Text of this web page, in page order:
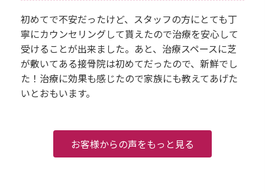
初めてで不安だったけど、スタッフの方にとても丁
寧にカウンセリングして貰えたので治療を安心して
受けることが出来ました。あと、治療スペースに芝
が敷いてある接骨院は初めてだったので、新鮮でし
た！治療に効果も感じたので家族にも教えてあげた
いとおもいます。
お客様からの声をもっと見る